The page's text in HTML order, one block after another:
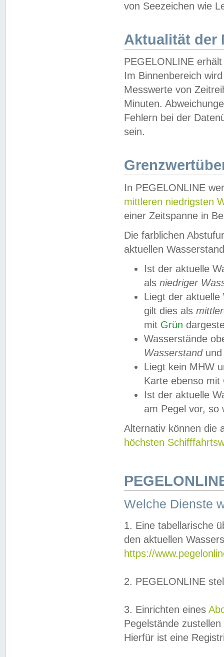
von Seezeichen wie
Aktualität der
PEGELONLINE
Im Binnenbereich
Messwerte von
Minuten.
Fehlern bei der
sein.
In PEGELONLINE
mittleren niedrigsten
einer Zeitspanne in
Die farblichen
aktuellen
Ist der aktuelle
als niedriger
Liegt der
gilt dies als
mit Grün
Wasserstände
Wasserstandund
Liegt kein MHW
Karte ebenso mit
Ist der aktuelle
am Pegel vor,
Alternativ können die
höchsten
Welche Dienste
1. Eine tabellarische
den aktuellen
https://
2. PEGELONLINE
3. Einrichten eines
Pegelstände
Hierfür ist eine